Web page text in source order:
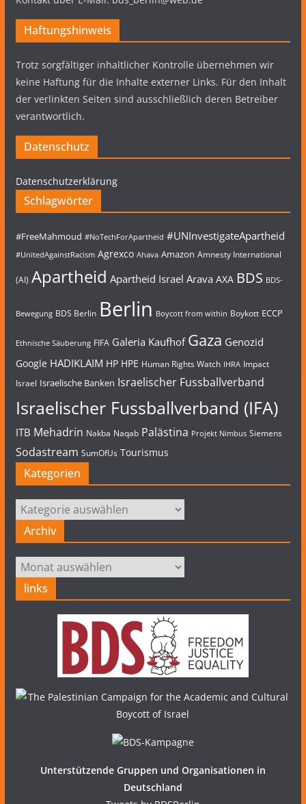
Haftungshinweis
Trotz sorgfältiger inhaltlicher Kontrolle übernehmen wir
keine Haftung für die Inhalte externer Links. Für den Inhalt
der verlinkten Seiten sind ausschließlich deren Betreiber
verantwortlich.
Datenschutz
Datenschutzerklärung
Schlagwörter
#FreeMahmoud #NoTechForApartheid #UNInvestigateApartheid
#UnitedAgainstRacism Agrexco Ahava Amazon Amnesty International
(AI) Apartheid Apartheid Israel Arava AXA BDS BDS-
Bewegung BDS Berlin Berlin Boycott from within Boykott ECCP
Ethnische Säuberung FIFA Galeria Kaufhof Gaza Genozid
Google HADIKLAIM HP HPE Human Rights Watch IHRA Impact
Israel Israelische Banken Israelischer Fussballverband
Israelischer Fussballverband (IFA)
ITB Mehadrin Nakba Naqab Palästina Projekt Nimbus Siemens
Sodastream SumOfUs Tourismus
Kategorien
Kategorien
Archiv
Archiv
links
Unterstützende Gruppen und Organisationen in
Deutschland